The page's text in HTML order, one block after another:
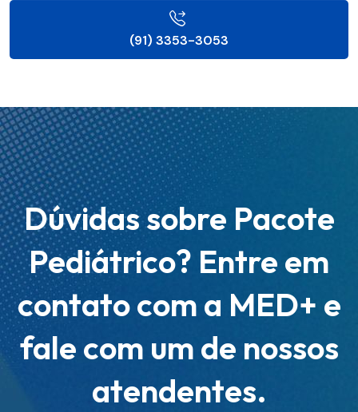
(91) 3353-3053
Dúvidas sobre Pacote
Pediátrico? Entre em
contato com a MED+ e
fale com um de nossos
atendentes.